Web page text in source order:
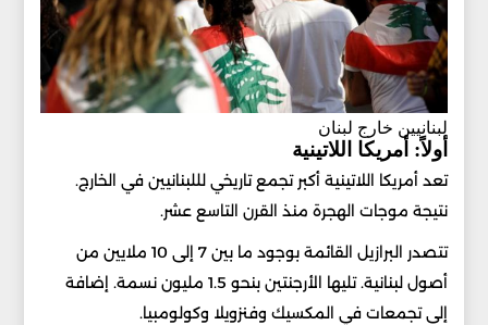
لبنانيين خارج لبنان
أولاً: أمريكا اللاتينية
تعد أمريكا اللاتينية أكبر تجمع تاريخي لللبنانيين في الخارج.
نتيجة موجات الهجرة منذ القرن التاسع عشر.
تتصدر البرازيل القائمة بوجود ما بين 7 إلى 10 ملايين من
أصول لبنانية. تليها الأرجنتين بنحو 1.5 مليون نسمة. إضافة
إلى تجمعات في المكسيك وفنزويلا وكولومبيا.